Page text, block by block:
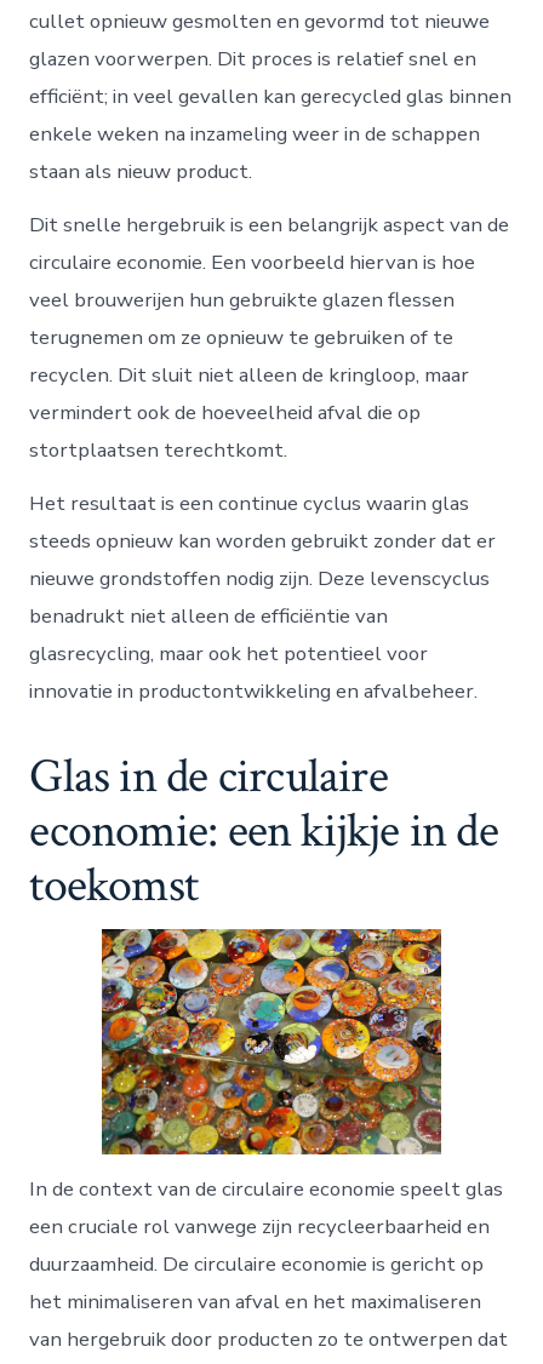
cullet opnieuw gesmolten en gevormd tot nieuwe
glazen voorwerpen. Dit proces is relatief snel en
efficiënt; in veel gevallen kan gerecycled glas binnen
enkele weken na inzameling weer in de schappen
staan als nieuw product.
Dit snelle hergebruik is een belangrijk aspect van de
circulaire economie. Een voorbeeld hiervan is hoe
veel brouwerijen hun gebruikte glazen flessen
terugnemen om ze opnieuw te gebruiken of te
recyclen. Dit sluit niet alleen de kringloop, maar
vermindert ook de hoeveelheid afval die op
stortplaatsen terechtkomt.
Het resultaat is een continue cyclus waarin glas
steeds opnieuw kan worden gebruikt zonder dat er
nieuwe grondstoffen nodig zijn. Deze levenscyclus
benadrukt niet alleen de efficiëntie van
glasrecycling, maar ook het potentieel voor
innovatie in productontwikkeling en afvalbeheer.
Glas in de circulaire
economie: een kijkje in de
toekomst
In de context van de circulaire economie speelt glas
een cruciale rol vanwege zijn recycleerbaarheid en
duurzaamheid. De circulaire economie is gericht op
het minimaliseren van afval en het maximaliseren
van hergebruik door producten zo te ontwerpen dat